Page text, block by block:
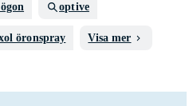
optive
öronspray Visa mer